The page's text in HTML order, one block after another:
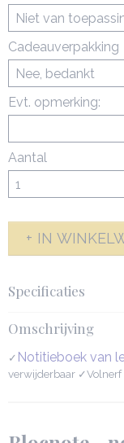
Cadeauverpakking
Evt. opmerking:
Aantal
IN
Specificaties
Productcode
142027-3771
Afmetingen
13 x 2,50 x 17,50
Omschrijving
✓ Notitieboek van
verwijderbaar ✓Volnerf